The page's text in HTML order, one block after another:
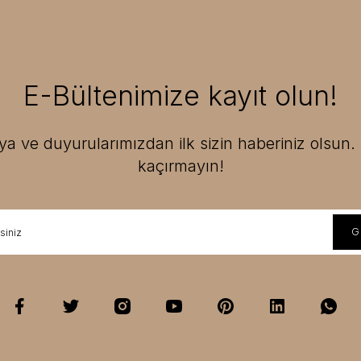
E-Bültenimize kayıt olun!
ve duyurularımızdan ilk sizin haberiniz olsun.
kaçırmayın!